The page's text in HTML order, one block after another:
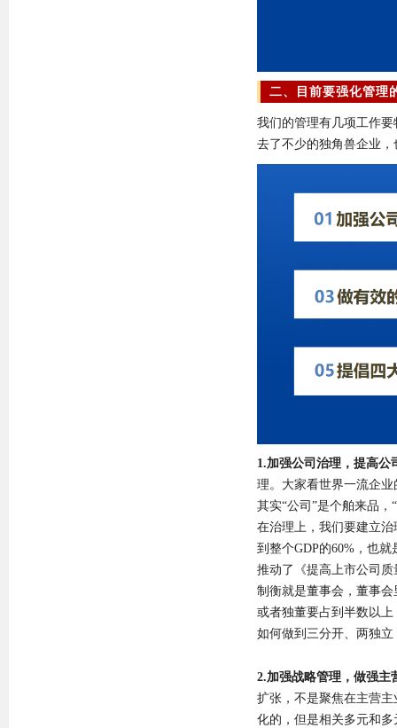
二、目前要强化管理
我们的管理有几项工作
去了不少的独角兽企业
1.加强公司治理，提高公
理。大家看世界一流企
其实“公司”是个舶来品
在治理上，我们要建立
到整个GDP的60%，也
推动了《提高上市公司
制衡就是董事会，董事
或者独董要占到半数以
如何做到三分开、两独
2.加强战略管理，做强主
扩张，不是聚焦在主营
化的，但是相关多元和